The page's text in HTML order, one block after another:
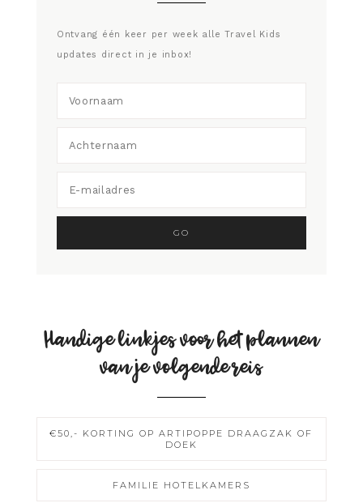
Ontvang één keer per week alle Travel Kids
updates direct in je inbox!
Handige linkjes voor het plannen
van je volgende reis
€50,- KORTING OP ARTIPOPPE DRAAGZAK OF
DOEK
FAMILIE HOTELKAMERS